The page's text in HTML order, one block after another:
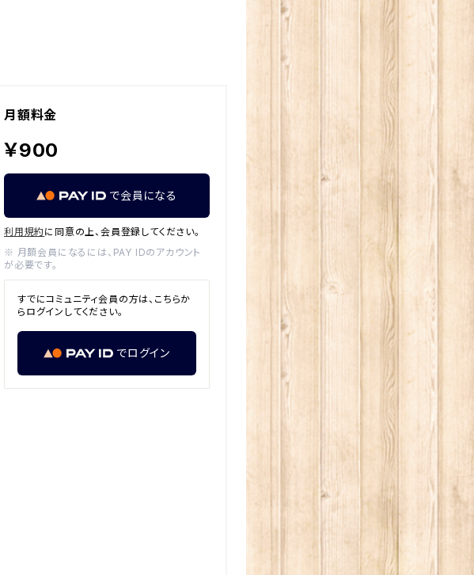
月額料金
￥900
で会員になる
利用規約に同意の上、会員登録してください。
※ 月額会員になるには、PAY IDのアカウント
が必要です。
すでにコミュニティ会員の方は、こちらか
らログインしてください。
でログイン